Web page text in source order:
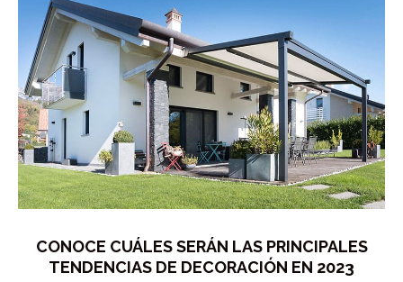
CONOCE CUÁLES SERÁN LAS PRINCIPALES
TENDENCIAS DE DECORACIÓN EN 2023